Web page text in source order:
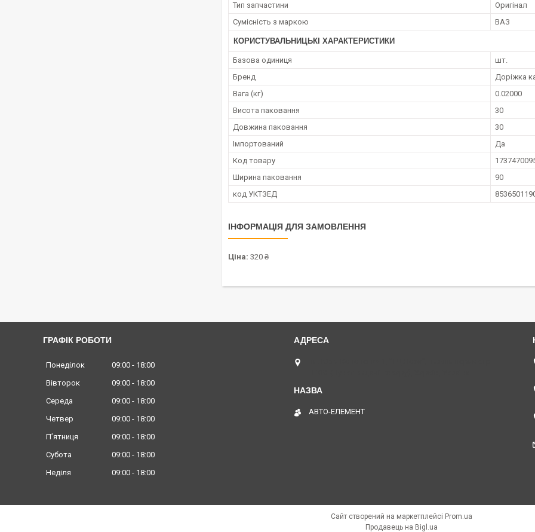
Тип запчастини
Оригінал
Сумісність з маркою
ВАЗ
КОРИСТУВАЛЬНИЦЬКІ ХАРАКТЕРИСТИКИ
Базова одиниця
шт.
Бренд
Доріжка
Вага (кг)
0.02000
Висота паковання
30
Довжина паковання
30
Імпортований
Да
Код товару
Ширина паковання
90
код УКТЗЕД
ІНФОРМАЦІЯ ДЛЯ ЗАМОВЛЕННЯ
Ціна: 320 ₴
ГРАФІК РОБОТИ
Понеділок 09:00
18:00
Вівторок
09:00
18:00
Середа
09:00
18:00
Четвер
09:00
18:00
Пʼятниця
09:00
18:00
Субота
09:00
18:00
Неділя
09:00 18:00
АВТО-ЕЛЕМЕНТ
Сайт створений на маркетплейсі Prom.ua
Продавець на Bigl.ua